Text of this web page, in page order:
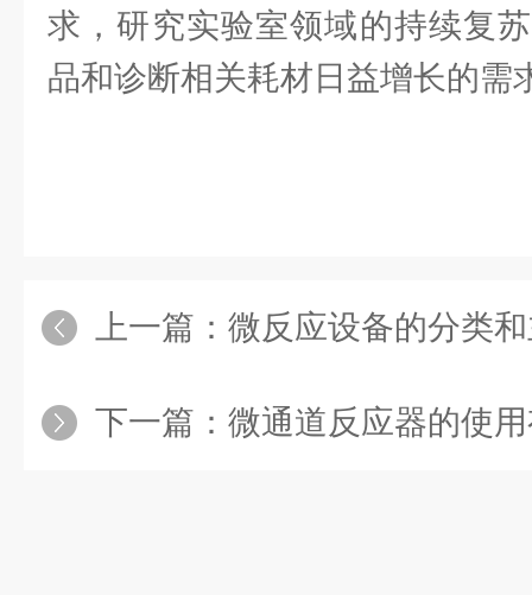
求，研究实验室领域的持续复
品和诊断相关耗材日益增长的需
上一篇： 微反应设备的分类
下一篇： 微通道反应器的使用有利于提高